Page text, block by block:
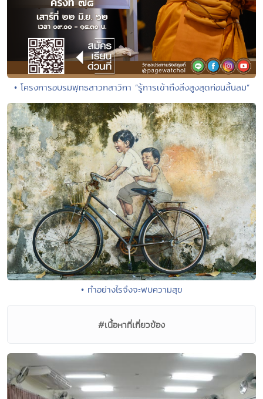
• โครงการอบรมพุทธสาวกสาวิกา “รู้การเข้าถึงสิ่งสูงสุดก่อนสิ้นลม”
• ทำอย่างไรจึงจะพบความสุข
#เนื้อหาที่เกี่ยวข้อง